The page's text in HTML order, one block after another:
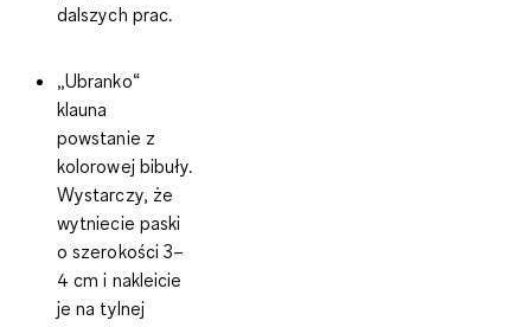
dalszych prac.
„Ubranko“
klauna
powstanie z
kolorowej bibuły.
Wystarczy, że
wytniecie paski
o szerokości 3–
4 cm i nakleicie
je na tylnej